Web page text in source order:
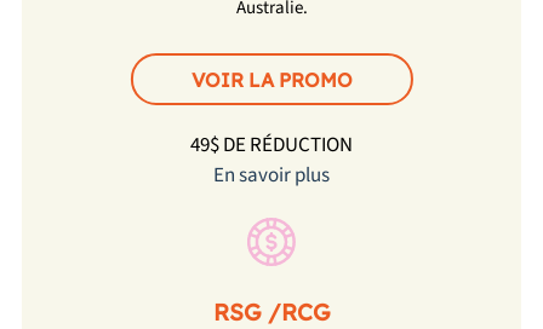
Australie.
VOIR LA PROMO
49$ DE RÉDUCTION
En savoir plus
RSG /RCG